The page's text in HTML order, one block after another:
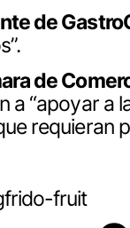
de
de
a “apoyar a
requieran